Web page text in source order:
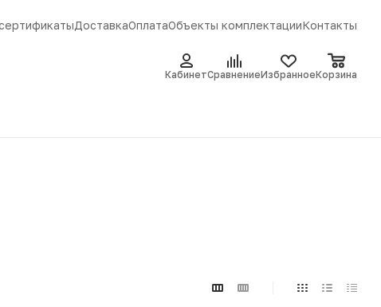
ДоставкаОплатаОбъекты комплектацииКонтакты
КабинетСравнениеИзбранноеКорзина